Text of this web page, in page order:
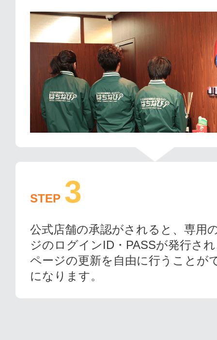
STEP 3
公式店舗の承認がされると、専用
ジのログインID・PASSが発行さ
ページの更新を自由に行うことが
になります。